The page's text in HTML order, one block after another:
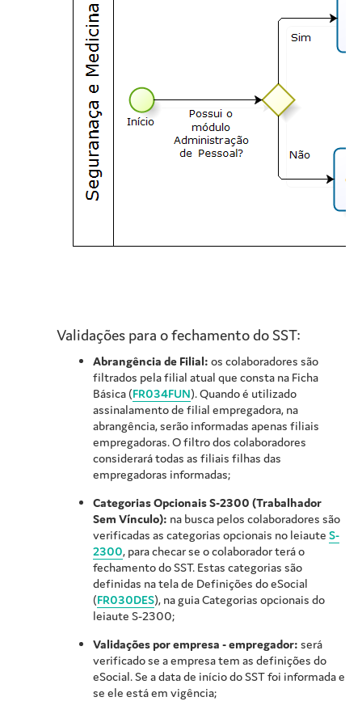
Validações para o fechamento do SST:
Abrangência de Filial: os colaboradores são
filtrados pela filial atual que consta na Ficha
Básica (FR034FUN). Quando é utilizado
assinalamento de filial empregadora, na
abrangência, serão informadas apenas filiais
empregadoras. O filtro dos colaboradores
considerará todas as filiais filhas das
empregadoras informadas;
Categorias Opcionais S-2300 (Trabalhador
Sem Vínculo): na busca pelos colaboradores são
verificadas as categorias opcionais no leiaute S-
2300, para checar se o colaborador terá o
fechamento do SST. Estas categorias são
definidas na tela de Definições do eSocial
(FR030DES), na guia Categorias opcionais do
leiaute S-2300;
Validações por empresa - empregador: será
verificado se a empresa tem as definições do
eSocial. Se a data de início do SST foi informada e
se ele está em vigência;